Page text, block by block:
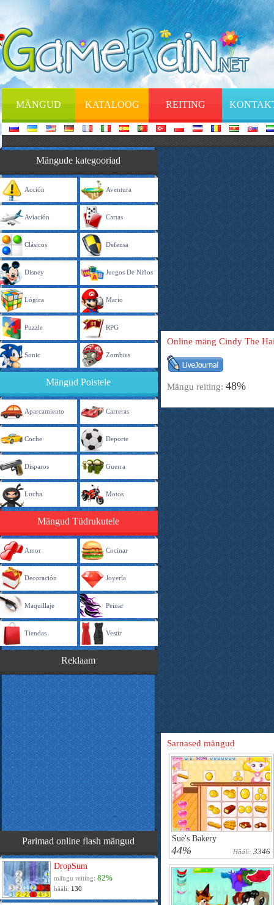
MÄNGUD KATALOOG REITING
Mängude kategooriad
Acción Aventura
Aviación Cartas
Clásicos Defensa
Disney Juegos De Niños
Lógica Mario
Puzzle RPG
Sonic Zombies
Mängud Poistele
Aparcamiento Carreras
Coche Deporte
Disparos Guerra
Lucha Motos
Mängud Tüdrukutele
Amor Cocinar
Decoración Joyería
Maquillaje Peinar
Tiendas Vestir
Reklaam
Parimad online flash mängud
DropSum
mängu reiting: 82%
hääli: 130
Online mäng Cindy The
Mängu reiting: 48%
Sarnased mängud
Sue's Bakery
44% Hääli: 3346